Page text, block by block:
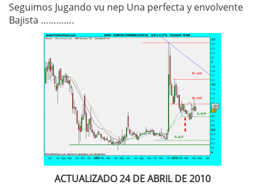
Seguimos Jugando vu nep Una perfecta y envolvente
Bajista ………….
ACTUALIZADO 24 DE ABRIL DE 2010